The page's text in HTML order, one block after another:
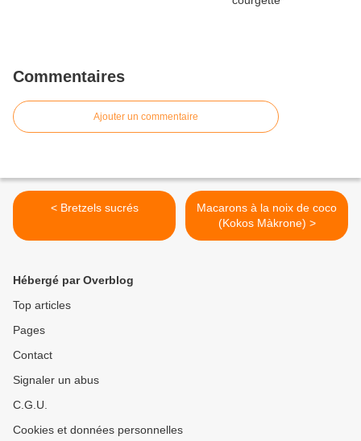
Commentaires
Ajouter un commentaire
< Bretzels sucrés
Macarons à la noix de coco
(Kokos Màkrone) >
Hébergé par Overblog
Top articles
Pages
Contact
Signaler un abus
C.G.U.
Cookies et données personnelles